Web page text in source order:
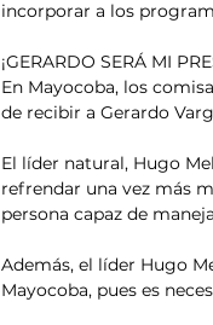
incorporar a los
¡GERARDO SERÁ MI
En Mayocoba, los
de recibir a Gerardo
El líder natural, Hugo
refrendar una vez más
persona capaz de
Además, el líder Hugo
Mayocoba, pues es